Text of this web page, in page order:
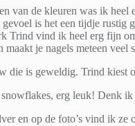
van de kleuren was ik
is het een tijdje
Trind vind ik heel erg fijn
je nagels meteen veel
die is geweldig. Trind kiest
erg leuk! Denk
en op de foto’s vind ik ze